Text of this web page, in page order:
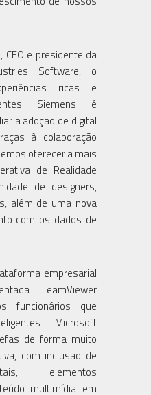
CEO e presidente da
Software, o
ricas e
Siemens é
a adoção de digital
à colaboração
oferecer a mais
de Realidade
de designers,
além de uma nova
com os dados de
empresarial
TeamViewer
funcionários que
Microsoft
de forma muito
com inclusão de
elementos
multimídia em